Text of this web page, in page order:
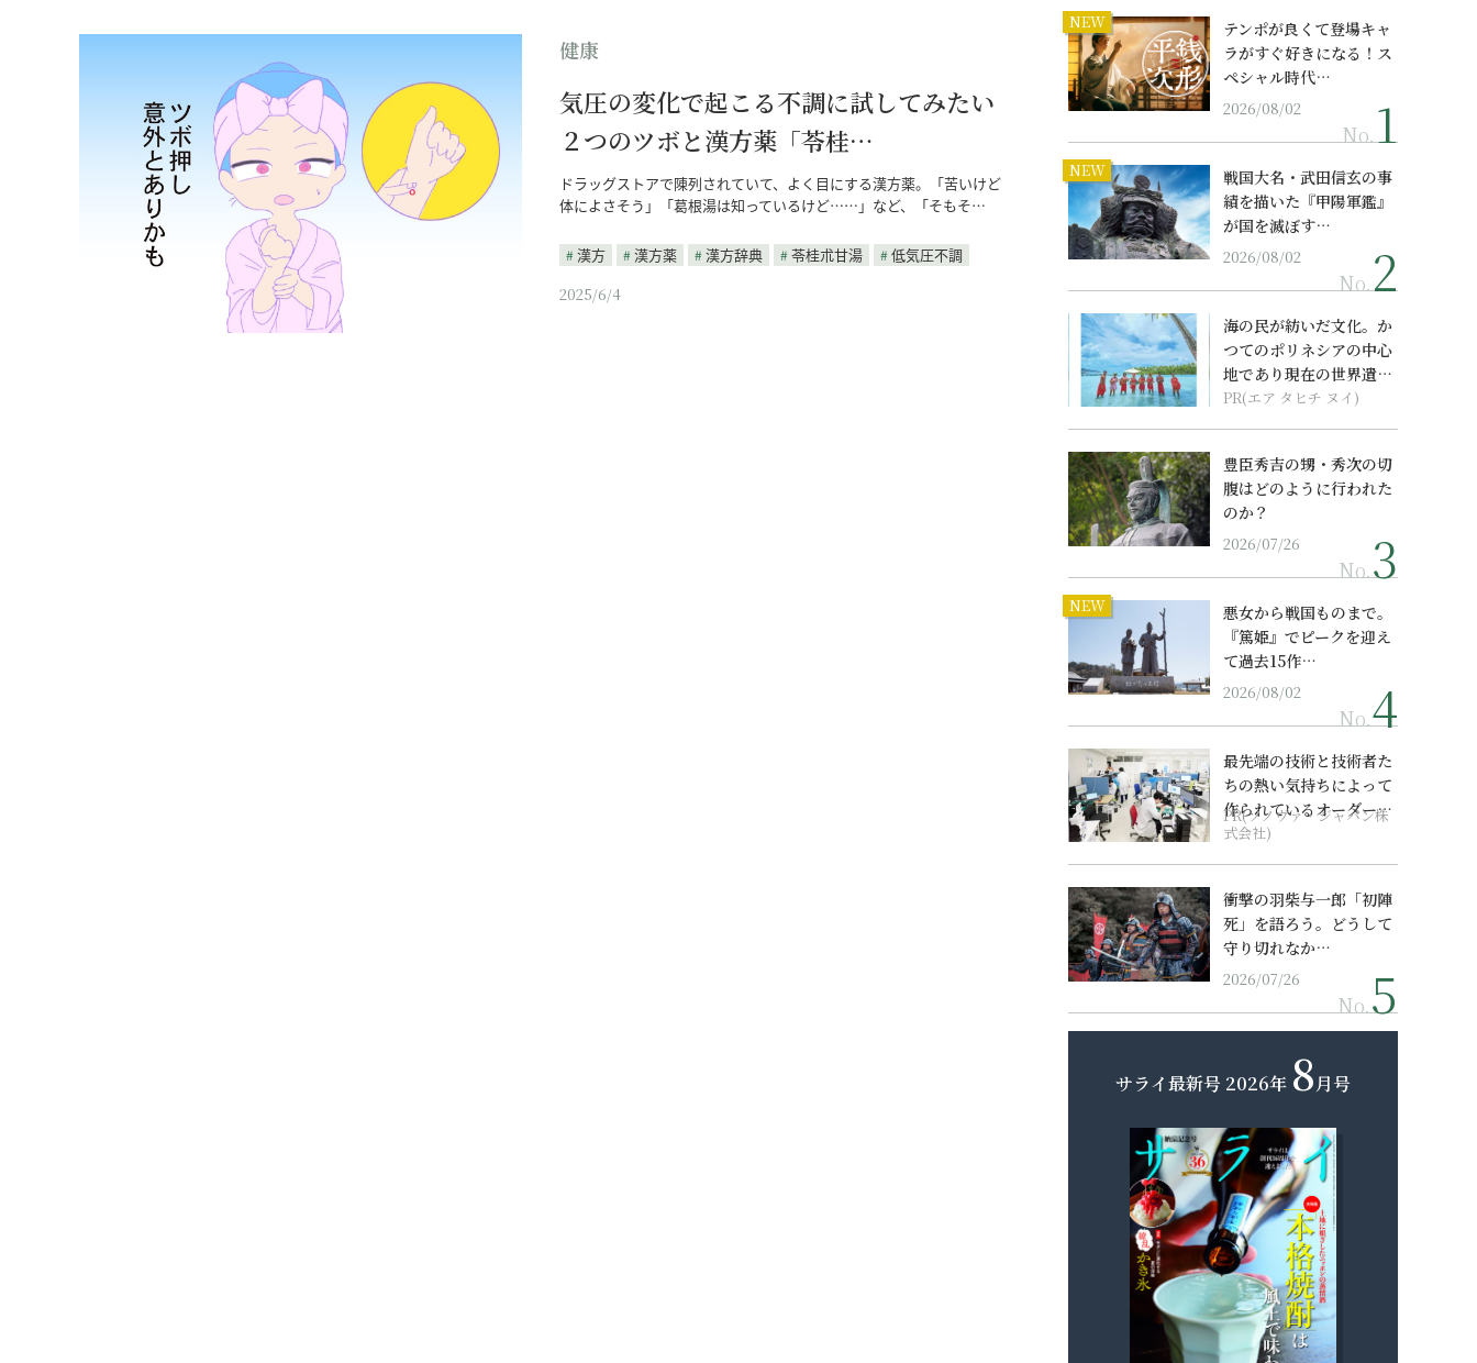
健康
気圧の変化で起こる不調に試してみたい
２つのツボと漢方薬「苓桂…
ドラッグストアで陳列されていて、よく目にする漢方薬。「苦いけど
体によさそう」「葛根湯は知っているけど……」など、「そもそ…
漢方 漢方薬 漢方辞典 苓桂朮甘湯
低気圧不調
2025/6/4
NEW
テンポが良くて登場キャ
ラがすぐ好きになる！ス
ペシャル時代…
2026/08/02
No.
NEW
戦国大名・武田信玄の事
績を描いた『甲陽軍鑑』
が国を滅ぼす…
2026/08/02
No.
海の民が紡いだ文化。か
つてのポリネシアの中心
地であり現在の世界遺産
からみえてくる...
PR(エア タヒチ ヌイ)
豊臣秀吉の甥・秀次の切
腹はどのように行われた
のか？
2026/07/26
No.
NEW
悪女から戦国ものまで。
『篤姫』でピークを迎え
て過去15作…
2026/08/02
No.
最先端の技術と技術者た
ちの熱い気持ちによって
作られているオーダーメ
イド補聴器
PR(ソノヴァ・ジャパン株
式会社)
衝撃の羽柴与一郎「初陣
死」を語ろう。どうして
守り切れなか…
2026/07/26
No.
サライ最新号 2026年 8月号